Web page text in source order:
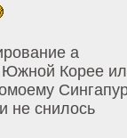
а
Южной Корее
не снилось